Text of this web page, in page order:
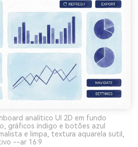
analítico UI 2D em fundo
gráficos índigo e botões azul
e limpa, textura aquarela sutil,
--ar 16:9